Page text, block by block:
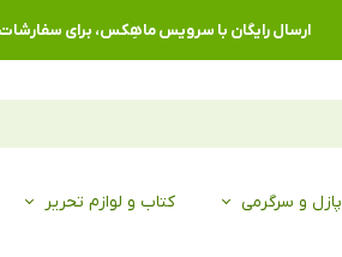
ارسال رایگان با سرویس ماهِکس، برای سفارشات بیش تر از
پازل و سرگرمی کتاب و لوازم تحریر